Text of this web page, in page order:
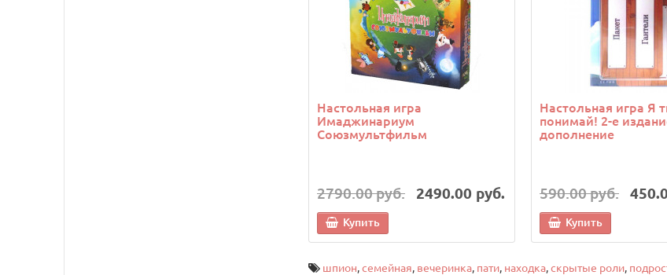
Настольная игра
Имаджинариум
Союзмультфильм
2790.00 руб. 2490.00 руб.
Купить
Настольная игра Я
понимай! 2-е
дополнение
590.00 руб.
Купить
шпион,семейная, вечеринка, пати, находка,скрытые роли,